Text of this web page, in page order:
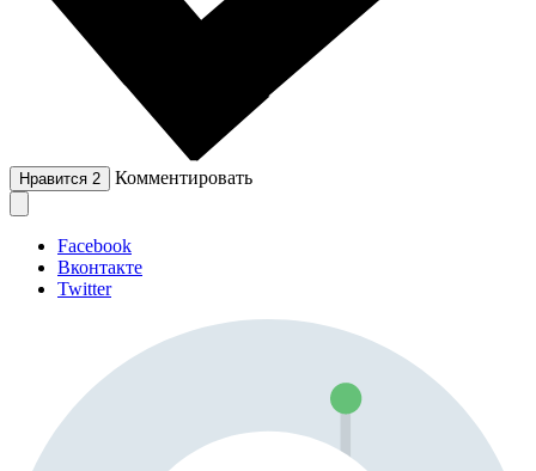
Нравится 2 Комментировать
Facebook
Вконтакте
Twitter